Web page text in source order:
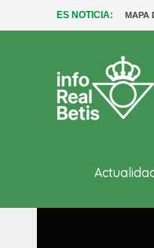
ES NOTICIA: MAPA